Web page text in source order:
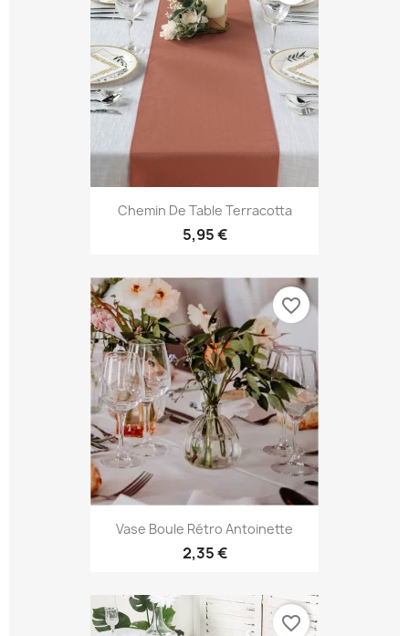
Chemin De Table Terracotta
5,95 €
Vase Boule Rétro Antoinette
2,35 €
favorite_border
favorite_border